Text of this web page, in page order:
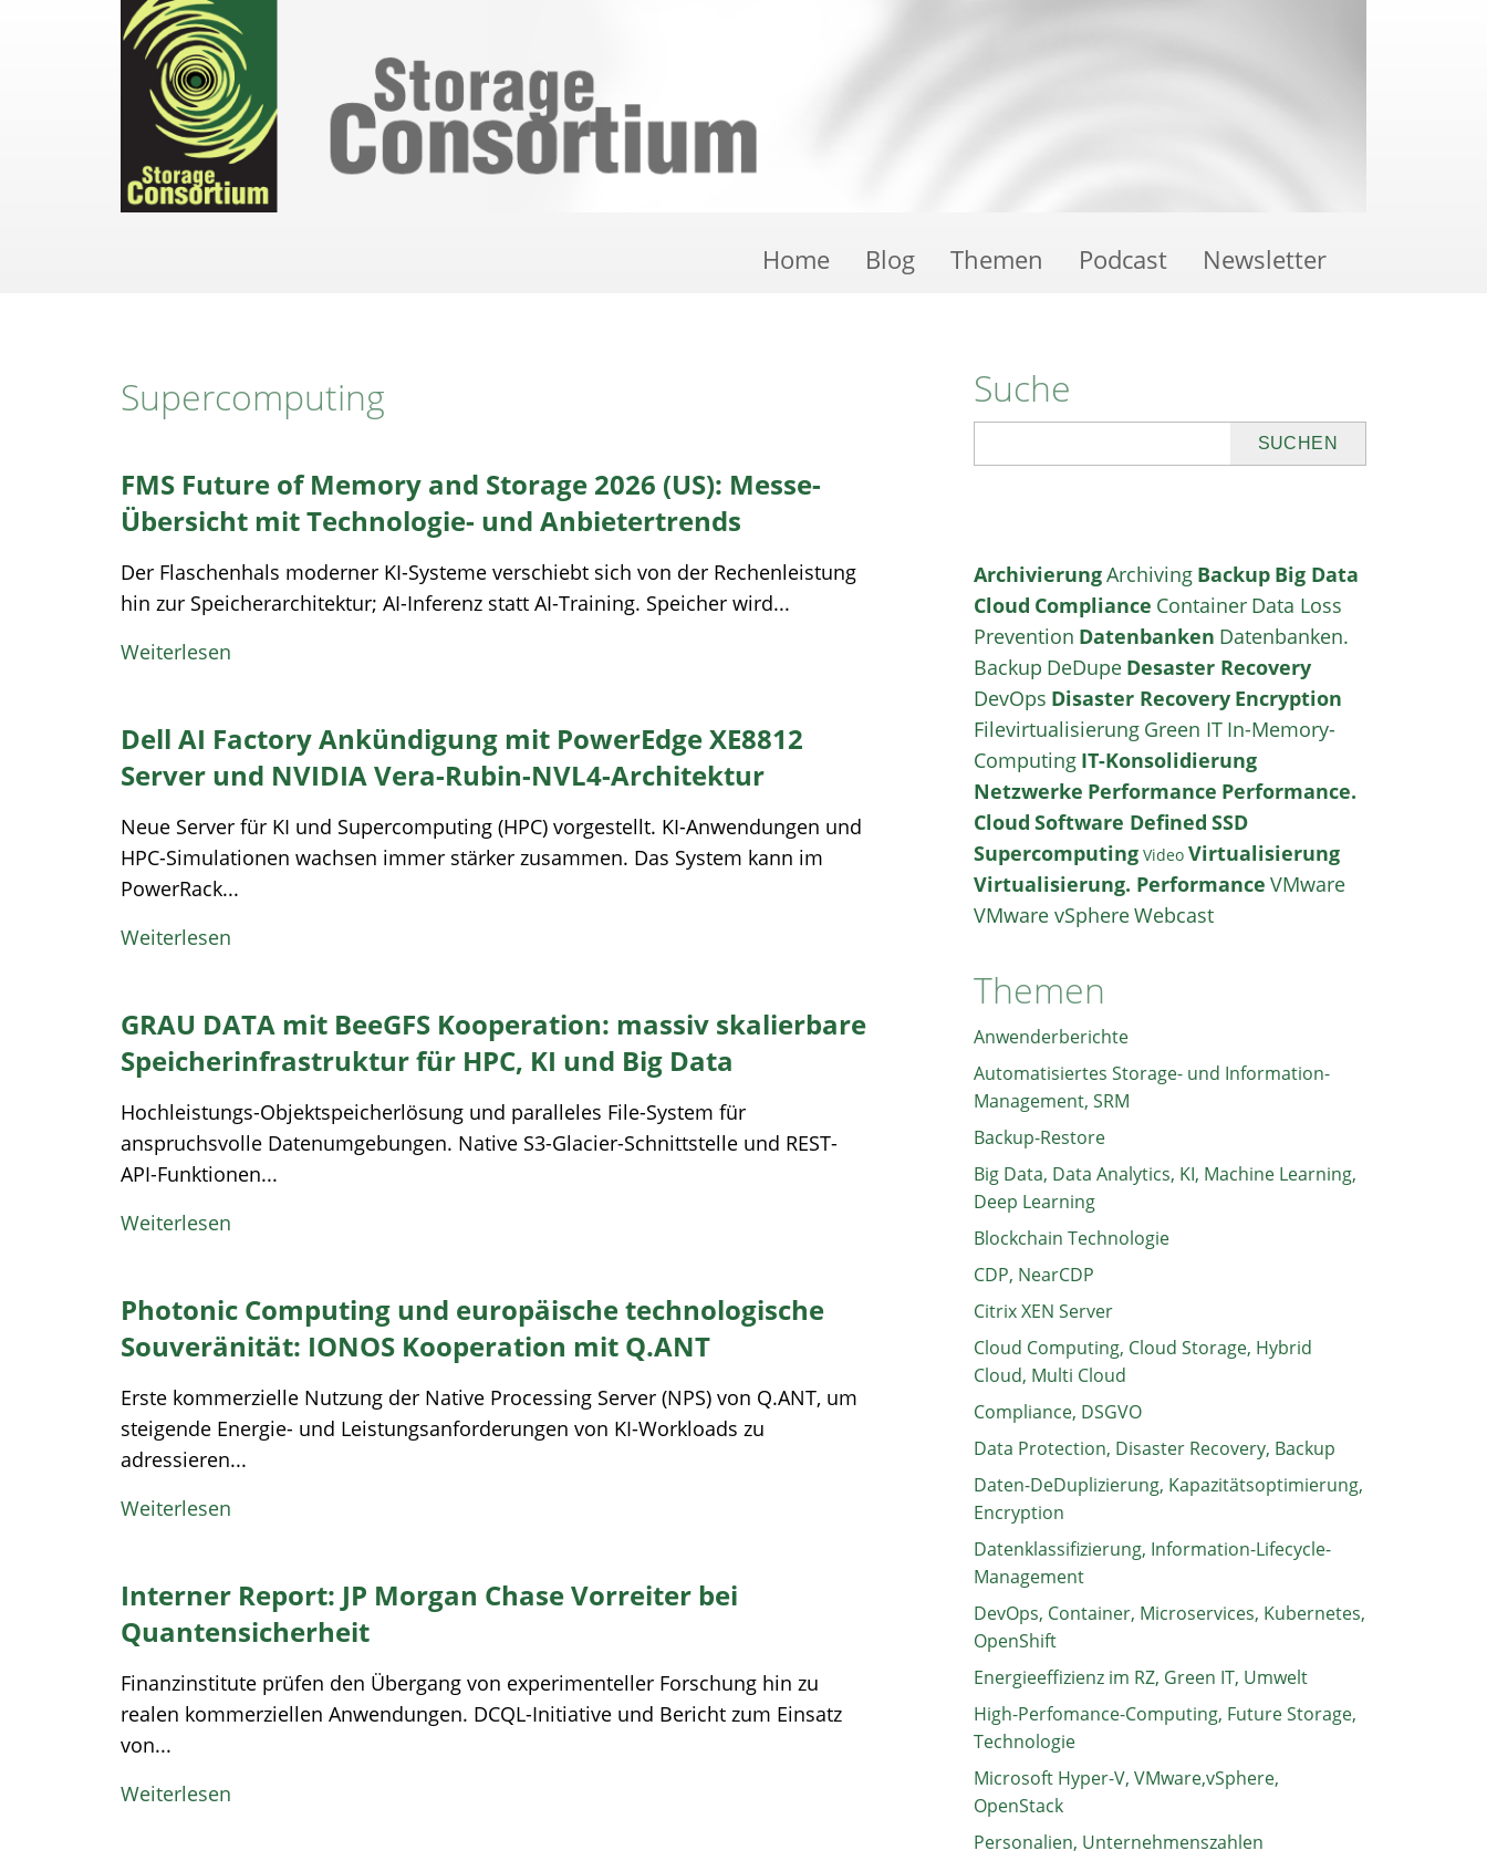
Home Blog Themen Podcast Newsletter
Supercomputing
FMS Future of Memory and Storage 2026 (US): Messe-
Übersicht mit Technologie- und Anbietertrends
Der Flaschenhals moderner KI-Systeme verschiebt sich von der Rechenleistung
hin zur Speicherarchitektur; AI-Inferenz statt AI-Training. Speicher wird...
Weiterlesen
Dell AI Factory Ankündigung mit PowerEdge XE8812
Server und NVIDIA Vera-Rubin-NVL4-Architektur
Neue Server für KI und Supercomputing (HPC) vorgestellt. KI-Anwendungen und
HPC-Simulationen wachsen immer stärker zusammen. Das System kann im
PowerRack...
Weiterlesen
GRAU DATA mit BeeGFS Kooperation: massiv skalierbare
Speicherinfrastruktur für HPC, KI und Big Data
Hochleistungs-Objektspeicherlösung und paralleles File-System für
anspruchsvolle Datenumgebungen. Native S3-Glacier-Schnittstelle und REST-
API-Funktionen...
Weiterlesen
Photonic Computing und europäische technologische
Souveränität: IONOS Kooperation mit Q.ANT
Erste kommerzielle Nutzung der Native Processing Server (NPS) von Q.ANT, um
steigende Energie- und Leistungsanforderungen von KI-Workloads zu
adressieren...
Weiterlesen
Interner Report: JP Morgan Chase Vorreiter bei
Quanten­sicherheit
Finanzinstitute prüfen den Übergang von experimenteller Forschung hin zu
realen kommerziellen Anwendungen. DCQL-Initiative und Bericht zum Einsatz
von...
Weiterlesen
Suche
ArchivierungArchiving Backup Big Data
Cloud Compliance Container Data Loss
Prevention Datenbanken Datenbanken.
Backup DeDupe Desaster Recovery
DevOps Disaster Recovery Encryption
Filevirtualisierung Green IT In-Memory-
Computing IT-Konsolidierung
Netzwerke Performance Performance.
Cloud Software Defined SSD
Supercomputing Video Virtualisierung
Virtualisierung. Performance VMware
VMware vSphereWebcast
Themen
Anwenderberichte
Automatisiertes Storage- und Information-
Management, SRM
Backup-Restore
Big Data, Data Analytics, KI, Machine Learning,
Deep Learning
Blockchain Technologie
CDP, NearCDP
Citrix XEN Server
Cloud Computing, Cloud Storage, Hybrid
Cloud, Multi Cloud
Compliance, DSGVO
Data Protection, Disaster Recovery, Backup
Daten-DeDuplizierung, Kapazitätsoptimierung,
Encryption
Datenklassifizierung, Information-Lifecycle-
Management
DevOps, Container, Microservices, Kubernetes,
OpenShift
Energieeffizienz im RZ, Green IT, Umwelt
High-Perfomance-Computing, Future Storage,
Technologie
Microsoft Hyper-V, VMware,vSphere,
OpenStack
Personalien, Unternehmenszahlen